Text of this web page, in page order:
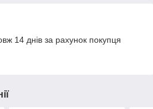
14 днів за рахунок покупця